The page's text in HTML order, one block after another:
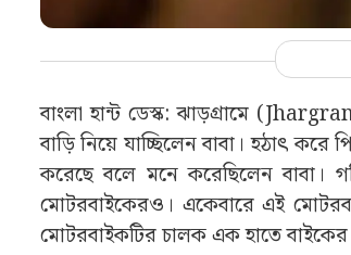
বাংলা হান্ট ডেস্ক: ঝাড়গ্ৰামে
বাড়ি নিয়ে যাচ্ছিলেন বাবা। হঠাৎ
করেছে বলে মনে করেছিলেন বাবা।
মোটরবাইকেরও। একেবারে এই
মোটরবাইকটির চালক এক হাতে বাইকের